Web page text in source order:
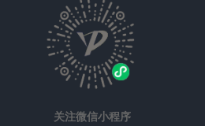
关注微信小程序